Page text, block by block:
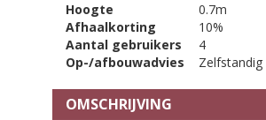
Hoogte
0.7m
Afhaalkorting
10%
Aantal gebruikers
4
Op-/afbouwadvies
Zelfstandig
OMSCHRIJVING